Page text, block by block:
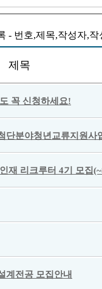
- 번호,제목,작성자,
제목
꼭 신청하세요!
단분야청년교류지원사
재 리크루터 4기 모집
계전공 모집안내